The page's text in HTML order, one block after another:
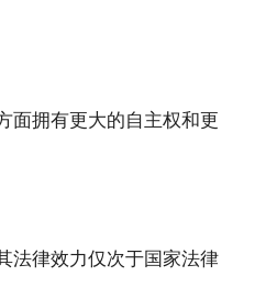
面拥有更大的自主权和更
法律效力仅次于国家法律